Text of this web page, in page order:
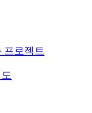
프로젝트